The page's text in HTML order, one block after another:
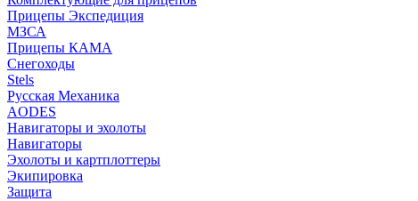
Прицепы Экспедиция
МЗСА
Прицепы КАМА
Снегоходы
Stels
Русская Механика
AODES
Навигаторы и эхолоты
Навигаторы
Эхолоты и картплоттеры
Экипировка
Защита